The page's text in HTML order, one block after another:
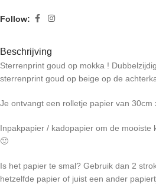
Follow:
Beschrijving
Sterrenprint goud op mokka !
sterrenprint goud op beige op de
Je ontvangt een rolletje papier van 30cm
Inpakpapier / kadopapier om de mooiste
🙂
Is het papier te smal? Gebruik dan 2
hetzelfde papier of juist een ander